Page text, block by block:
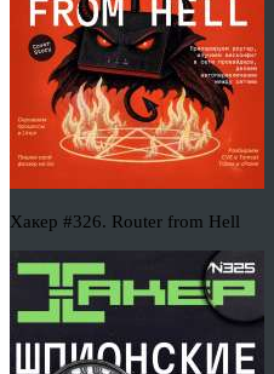
Хакер #326. Router from Hell